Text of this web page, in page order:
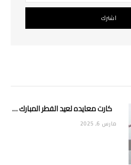
كارت معايده لعيد الفطر المبارك 2025
مارس 6, 2025